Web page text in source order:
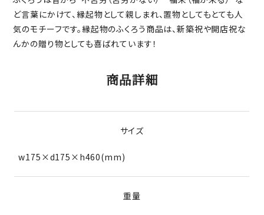
ど言葉にかけて、縁起物として親しまれ、置物としてもとても人
気のモチーフです。縁起物のふくろう商品は、新築祝や開店祝な
んかの贈り物としても喜ばれています！
商品詳細
サイズ
w175×d175×h460(mm)
重量